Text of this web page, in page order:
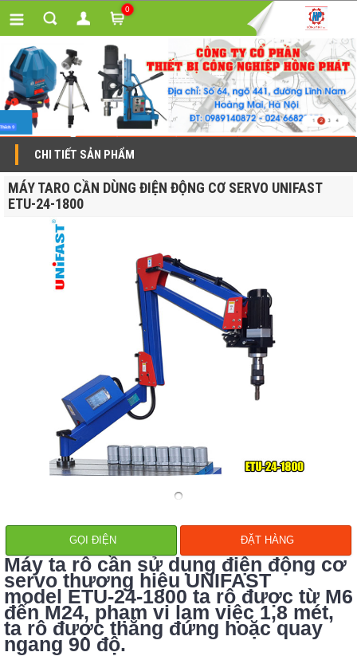
0
CHI TIẾT SẢN PHẨM
MÁY TARO CẦN DÙNG ĐIỆN ĐỘNG CƠ SERVO UNIFAST
ETU-24-1800
GỌI ĐIỆN ĐẶT HÀNG
Máy ta rô cần sử dụng điện động cơ
servo thương hiệu UNIFAST
model ETU-24-1800 ta rô được từ M6
đến M24, phạm vi lam việc 1,8 mét,
ta rô được thẳng đứng hoặc quay
ngang 90 độ.